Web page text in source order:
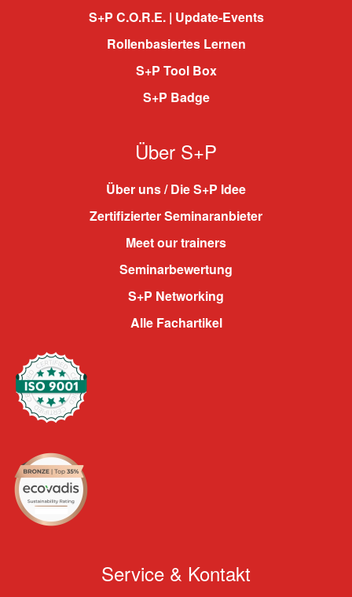
S+P C.O.R.E. | Update-Events
Rollenbasiertes Lernen
S+P Tool Box
S+P Badge
Über S+P
Über uns / Die S+P Idee
Zertifizierter Seminaranbieter
Meet our trainers
Seminarbewertung
S+P Networking
Alle Fachartikel
Service & Kontakt